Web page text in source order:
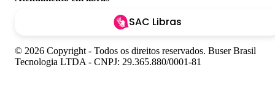
SAC Libras
© 2026 Copyright - Todos os direitos reservados. Buser Brasil
Tecnologia LTDA - CNPJ: 29.365.880/0001-81